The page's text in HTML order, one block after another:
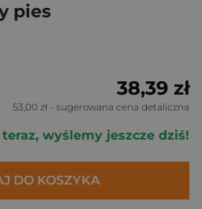
pies
38,39 zł
53,00 zł - sugerowana cena detaliczna
wyślemy jeszcze dziś!
DO KOSZYKA